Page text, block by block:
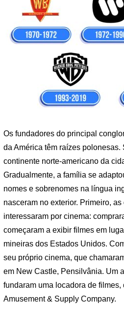
Os fundadores do principal
da América têm raízes
continente norte-americano da
Gradualmente, a família se
nomes e sobrenomes na língua
nasceram no exterior. Primeiro,
interessaram por cinema:
começaram a exibir filmes em
mineiras dos Estados Unidos.
seu próprio cinema, que
em New Castle, Pensilvânia. Um
fundaram uma locadora de
Amusement & Supply Company.